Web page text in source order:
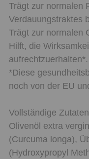
Trägt zur normalen
Verdauungstraktes
Trägt zur normalen
Hilft, die
aufrechtzuerhalten*.
*Diese
noch von der EU
Vollständige
Olivenöl extra
(Curcuma longa),
(Hydroxypropyl